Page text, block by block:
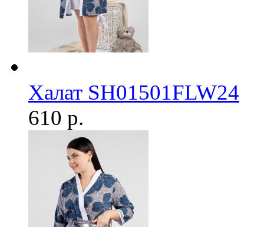
Халат SH01501FLW24
610 р.